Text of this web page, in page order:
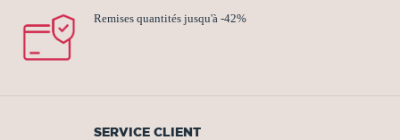
Remises quantités jusqu'à -42%
SERVICE CLIENT